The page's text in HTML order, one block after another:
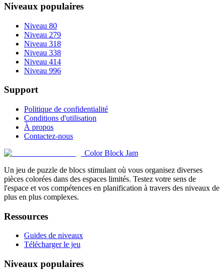
Niveaux populaires
Niveau 80
Niveau 279
Niveau 318
Niveau 338
Niveau 414
Niveau 996
Support
Politique de confidentialité
Conditions d'utilisation
À propos
Contactez-nous
Color Block Jam
Un jeu de puzzle de blocs stimulant où vous organisez diverses
pièces colorées dans des espaces limités. Testez votre sens de
l'espace et vos compétences en planification à travers des niveaux de
plus en plus complexes.
Ressources
Guides de niveaux
Télécharger le jeu
Niveaux populaires